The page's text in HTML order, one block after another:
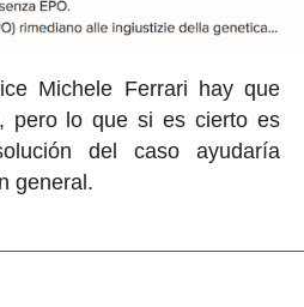
Michele Ferrari hay que
pero lo que si es cierto es
del caso ayudaría
general.